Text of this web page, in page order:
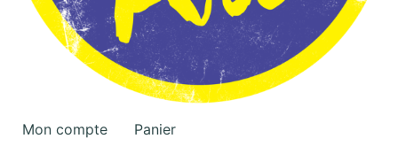
Mon compte
Panier